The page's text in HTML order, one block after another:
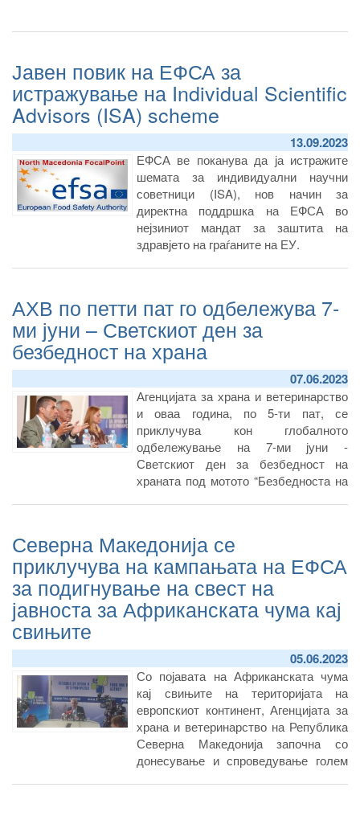
Јавен повик на ЕФСА за
истражување на Individual Scientific
Advisors (ISA) scheme
13.09.2023
ЕФСА ве поканува да ја истражите
шемата за индивидуални научни
советници (ISA), нов начин за
директна поддршка на ЕФСА во
нејзиниот мандат за заштита на
здравјето на граѓаните на ЕУ.
АХВ по петти пат го одбележува 7-
ми јуни – Светскиот ден за
безбедност на храна
07.06.2023
Агенцијата за храна и ветеринарство
и оваа година, по 5-ти пат, се
приклучува кон глобалното
одбележување на 7-ми јуни -
Светскиот ден за безбедност на
храната под мотото “Безбедноста на
Северна Македонија се
приклучува на кампањата на ЕФСА
за подигнување на свест на
јавноста за Африканската чума кај
свињите
05.06.2023
Со појавата на Африканската чума
кај свињите на територијата на
европскиот континент, Агенцијата за
храна и ветеринарство на Република
Северна Македонија започна со
донесување и спроведување голем